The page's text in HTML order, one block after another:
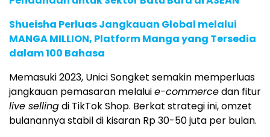
Shueisha Perluas Jangkauan Global melalui
MANGA MILLION, Platform Manga yang Tersedia
dalam 100 Bahasa
Memasuki 2023, Unici Songket semakin memperluas
jangkauan pemasaran melaluie-commercedan fitur
live sellingdi TikTok Shop. Berkat strategi ini, omzet
bulanannya stabil di kisaran Rp 30-50 juta per bulan.